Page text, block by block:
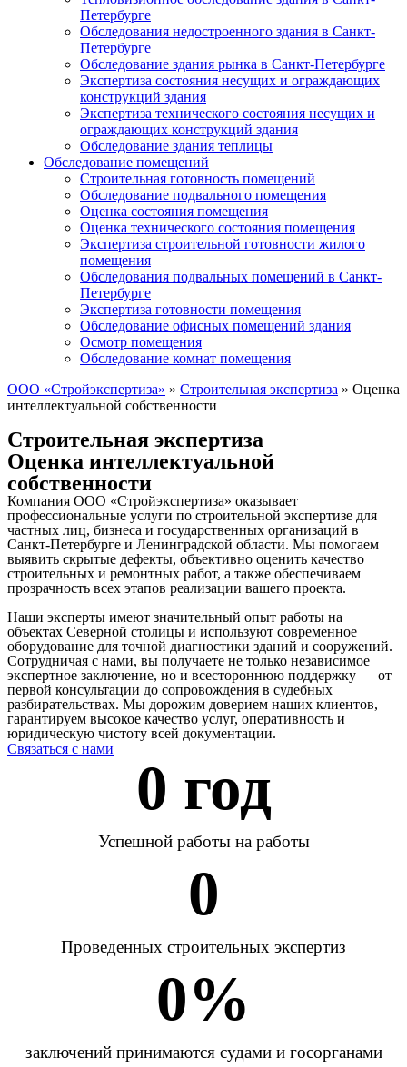
Петербурге
Обследования недостроенного здания в Санкт-
Петербурге
Обследование здания рынка в Санкт-Петербурге
Экспертиза состояния несущих и ограждающих
конструкций здания
Экспертиза технического состояния несущих и
ограждающих конструкций здания
Обследование здания теплицы
Обследование помещений
Строительная готовность помещений
Обследование подвального помещения
Оценка состояния помещения
Оценка технического состояния помещения
Экспертиза строительной готовности жилого
помещения
Обследования подвальных помещений в Санкт-
Петербурге
Экспертиза готовности помещения
Обследование офисных помещений здания
Осмотр помещения
Обследование комнат помещения
ООО «Стройэкспертиза» » Строительная экспертиза » Оценка
интеллектуальной собственности
Строительная экспертиза
Оценка интеллектуальной
собственности
Компания ООО «Стройэкспертиза» оказывает
профессиональные услуги по строительной экспертизе для
частных лиц, бизнеса и государственных организаций в
Санкт-Петербурге и Ленинградской области. Мы помогаем
выявить скрытые дефекты, объективно оценить качество
строительных и ремонтных работ, а также обеспечиваем
прозрачность всех этапов реализации вашего проекта.
Наши эксперты имеют значительный опыт работы на
объектах Северной столицы и используют современное
оборудование для точной диагностики зданий и сооружений.
Сотрудничая с нами, вы получаете не только независимое
экспертное заключение, но и всестороннюю поддержку — от
первой консультации до сопровождения в судебных
разбирательствах. Мы дорожим доверием наших клиентов,
гарантируем высокое качество услуг, оперативность и
юридическую чистоту всей документации.
Связаться с нами
0 год
Успешной работы на работы
0
Проведенных строительных экспертиз
0%
заключений принимаются судами и госорганами